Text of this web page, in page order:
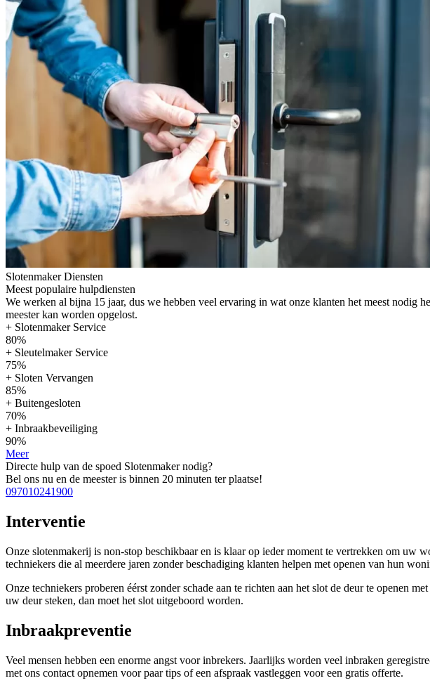
Slotenmaker Diensten
Meest populaire hulpdiensten
We werken al bijna 15 jaar, dus we hebben veel ervaring in wat onze klanten het meest
meester kan worden opgelost.
+ Slotenmaker Service
80%
+ Sleutelmaker Service
75%
+ Sloten Vervangen
85%
+ Buitengesloten
70%
+ Inbraakbeveiliging
90%
Meer
Directe hulp van de spoed Slotenmaker nodig?
Bel ons nu en de meester is binnen 20 minuten ter plaatse!
097010241900
Interventie
Onze slotenmakerij is non-stop beschikbaar en is klaar op ieder moment te vertrekken om
techniekers die al meerdere jaren zonder beschadiging klanten helpen met openen van hun
Onze techniekers proberen éérst zonder schade aan te richten aan het slot de deur te openen
uw deur steken, dan moet het slot uitgeboord worden.
Inbraakpreventie
Veel mensen hebben een enorme angst voor inbrekers. Jaarlijks worden veel inbraken
met ons contact opnemen voor paar tips of een afspraak vastleggen voor een gratis offerte.